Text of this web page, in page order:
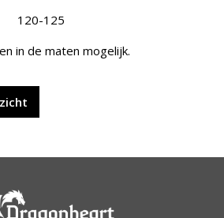
125
in de maten mogelijk.